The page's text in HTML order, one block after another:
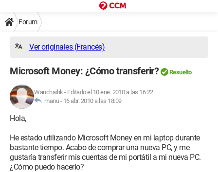
Forum
Ver originales (Francés)
Microsoft Money: ¿Cómo transferir? Resuelto
Wanchaihk- Editado el 10 ene. 2010 a las 16:22
manu - 16 abr. 2010 a las 18:09
Hola,
He estado utilizando Microsoft Money en mi laptop durante
bastante tiempo. Acabo de comprar una nueva PC, y me
gustaría transferir mis cuentas de mi portátil a mi nueva PC.
¿Cómo puedo hacerlo?